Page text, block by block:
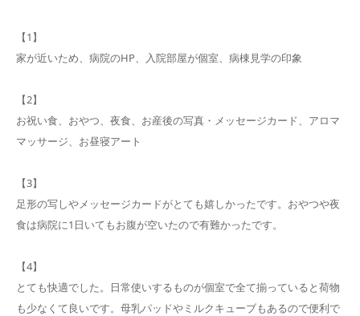
【1】
家が近いため、病院のHP、入院部屋が個室、病棟見学の印象
【2】
お祝い食、おやつ、夜食、お産後の写真・メッセージカード、アロマ
マッサージ、お昼寝アート
【3】
足形の写しやメッセージカードがとても嬉しかったです。おやつや夜
食は病院に1日いてもお腹が空いたので有難かったです。
【4】
とても快適でした。日常使いするものが個室で全て揃っていると荷物
も少なくて良いです。母乳パッドやミルクキューブもあるので便利で